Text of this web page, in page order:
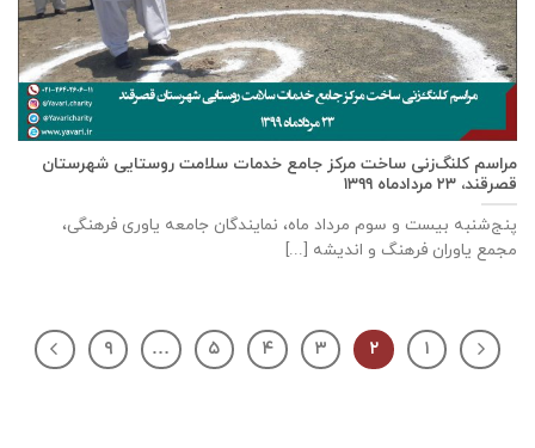
مراسم کلنگ‌زنی ساخت مرکز جامع خدمات سلامت روستایی شهرستان
قصرقند، ۲۳ مردادماه ۱۳۹۹
پنج‌شنبه بیست و سوم مرداد ماه، نمایندگان جامعه یاوری فرهنگی،
مجمع یاوران فرهنگ و اندیشه [...]
۱ ۲ ۳ ۴ ۵ … ۹